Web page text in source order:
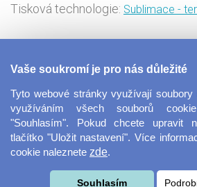
Tisková technologie: Sublimace -
na které potiskneme jakékoliv
nebo vtipný design dle vašeho
roztomilý dárek na míru s
Vaše soukromí je pro nás důležité
Tyto webové stránky využívají
využíváním všech souborů
"Souhlasím". Pokud chcete upravit
tlačítko "Uložit nastavení". Více
cookie naleznete zde.
Souhlasím